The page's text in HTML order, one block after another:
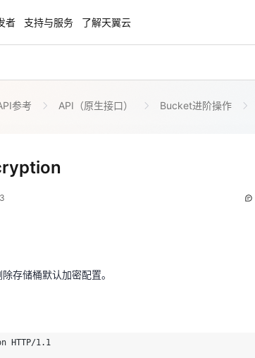
聚力AI赋能 天翼云大模型专项
“一云多芯、一云多态”,国产化软件全面适配，
1.8折起！
加入成为云推官，推荐新用户注册下单得现金
者 支持与服务 了解天翼云
参考 API（原生接口） Bucket进阶操作
DeleteBucketEncryption
存储桶默认加密配置。
HTTP/1.1
SHA256
存储桶默认加密配置。
HTTP/1.1